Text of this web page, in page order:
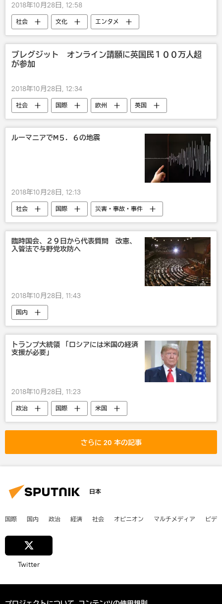
2018年10月28日, 12:58
社会 文化
エンタメ
ファッション
ブレグジット オンライン請願に英国民１００万人超
が参加
2018年10月28日, 12:34
社会 国際 欧州
英国
Brexit： 英国のEU離脱
ルーマニアでM５．６の地震
2018年10月28日, 12:13
社会 国際
災害・事故・事件
欧州
地震
臨時国会、２９日から代表質問 改憲、
入管法で与野党攻防へ
2018年10月28日, 11:43
国内
トランプ大統領 「ロシアには米国の経済
支援が必要」
2018年10月28日, 11:23
政治 国際
米国
ウラジーミル・プーチン
ドナルド・トランプ
さらに 20 本の記事
日本
国際 国内 政治 経済 社会 オピニオン マルチメディア ビデ
Twitter